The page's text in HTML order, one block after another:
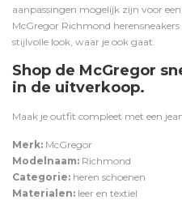
aanpassingen mogelijk zijn voor
McGregor Richmond
stijlvolle look, waar je ook gaat.
Shop de McGregor
in de uitverkoop.
Maak je outfit compleet met een
Merk: McGregor
Modelnaam: Richmond
Categorie: heren schoenen
Materialen: leer en textiel